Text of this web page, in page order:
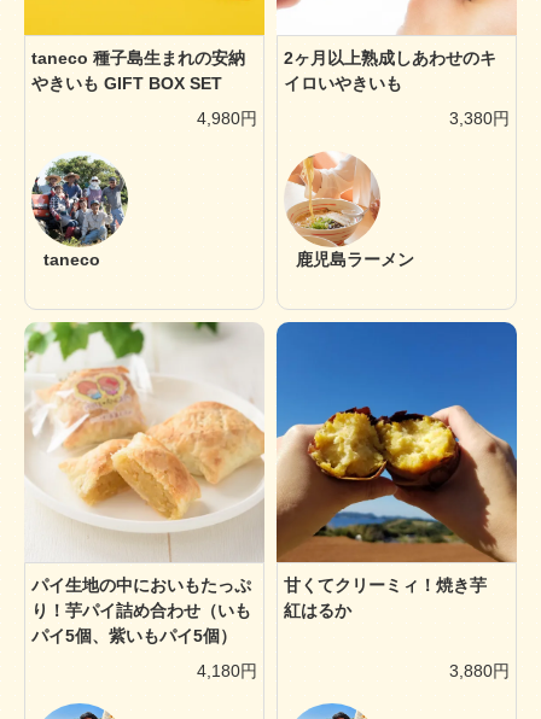
taneco 種子島生まれの安納
やきいも GIFT BOX SET
4,980円
taneco
2ヶ月以上熟成しあわせのキ
イロいやきいも
3,380円
鹿児島ラーメン
パイ生地の中においもたっぷ
り！芋パイ詰め合わせ（いも
パイ5個、紫いもパイ5個）
4,180円
甘くてクリーミィ！焼き芋
紅はるか
3,880円